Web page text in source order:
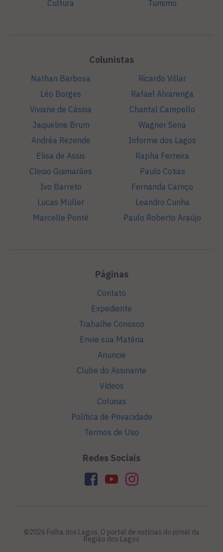
Cultura
Turismo
Colunistas
Nathan Barbosa
Léo Borges
Viviane de Cássia
Jaqueline Brum
Andréa Rezende
Elisa de Assis
Clesio Guimarães
Ivo Barreto
Lucas Müller
Marcelle Ponté
Ricardo Villar
Rafael Alvarenga
Chantal Campello
Wagner Sena
Informe dos Lagos
Rapha Ferreira
Paulo Cotias
Fernanda Carriço
Leandro Cunha
Paulo Roberto Araújo
Páginas
Contato
Expediente
Trabalhe Conosco
Envie sua Matéria
Anuncie
Clube do Assinante
Vídeos
Colunas
Política de Privacidade
Termos de Uso
Redes Sociais
©2026 Folha dos Lagos. O portal de notícias do jornal da
Região dos Lagos